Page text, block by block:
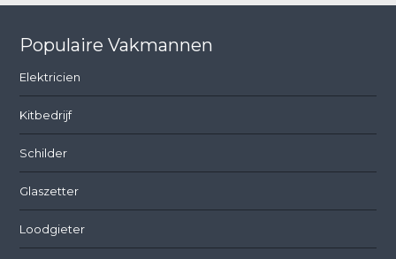
Populaire Vakmannen
Elektricien
Kitbedrijf
Schilder
Glaszetter
Loodgieter